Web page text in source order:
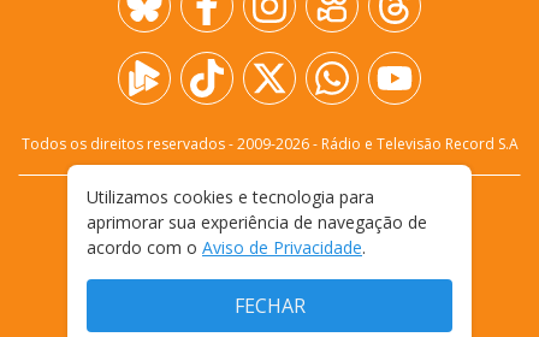
Todos os direitos reservados - 2009-2026- Rádio e Televisão Record S.A
FALE CONOSCO
PRIVACIDADE
TERMOS E CONDIÇÕES DE USO
Utilizamos cookies e tecnologia para
aprimorar sua experiência de navegação de
acordo com o Aviso de Privacidade.
FECHAR